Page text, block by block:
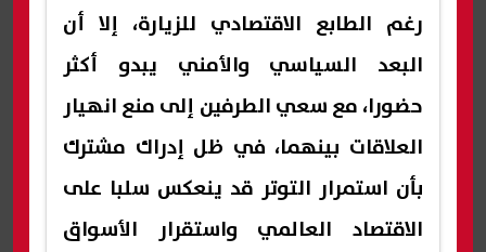
رغم الطابع الاقتصادي للزيارة، إلا أن
البعد السياسي والأمني يبدو أكثر
حضورا، مع سعي الطرفين إلى منع انهيار
العلاقات بينهما، في ظل إدراك مشترك
بأن استمرار التوتر قد ينعكس سلبا على
الاقتصاد العالمي واستقرار الأسواق